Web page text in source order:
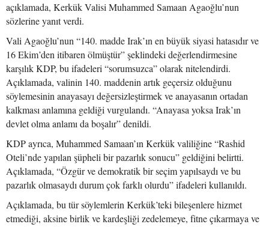
açıklamada, Kerkük Valisi Muhammed Samaan Agaoğlu’nun
sözlerine yanıt verdi.
Vali Agaoğlu’nun “140. madde Irak’ın en büyük siyasi hatasıdır ve
16 Ekim’den itibaren ölmüştür” şeklindeki değerlendirmesine
karşılık KDP, bu ifadeleri “sorumsuzca” olarak nitelendirdi.
Açıklamada, valinin 140. maddenin artık geçersiz olduğunu
söylemesinin anayasayı değersizleştirmek ve anayasanın ortadan
kalkması anlamına geldiği vurgulandı. “Anayasa yoksa Irak’ın
devlet olma anlamı da boşalır” denildi.
KDP ayrıca, Muhammed Samaan’ın Kerkük valiliğine “Rashid
Oteli’nde yapılan şüpheli bir pazarlık sonucu” geldiğini belirtti.
Açıklamada, “Özgür ve demokratik bir seçim yapılsaydı ve bu
pazarlık olmasaydı durum çok farklı olurdu” ifadeleri kullanıldı.
Açıklamada, bu tür söylemlerin Kerkük’teki bileşenlere hizmet
etmediği, aksine birlik ve kardeşliği zedelemeye, fitne çıkarmaya ve